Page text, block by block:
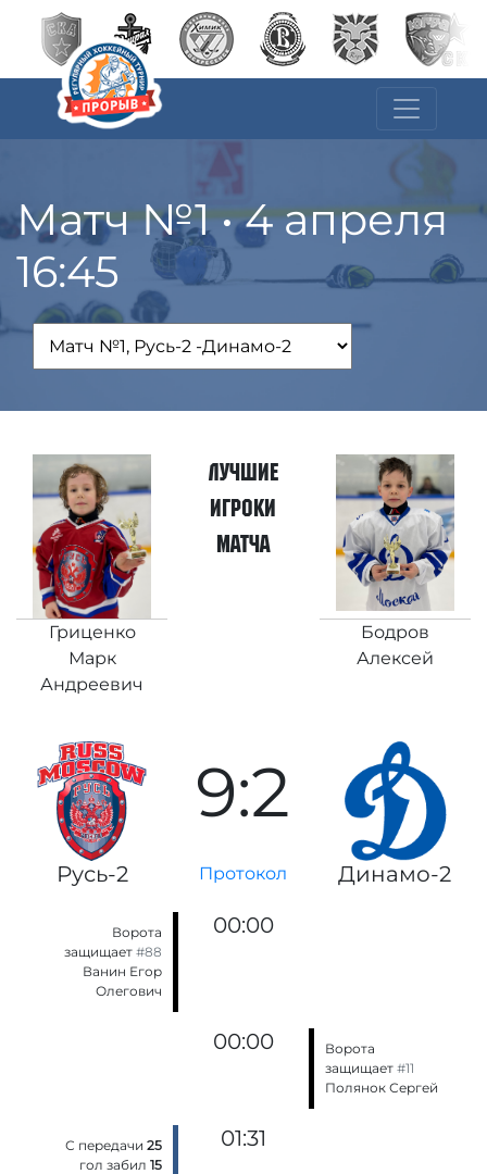
Матч №1 • 4 апреля
16:45
Лучшие
игроки
матча
Гриценко
Марк
Андреевич
Бодров
Алексей
9:2
Русь-2 Протокол Динамо-2
Ворота
защищает#88
Ванин Егор
Олегович
00:00
00:00
Ворота
защищает #11
Полянок Сергей
С передачи25
гол забил15
01:31